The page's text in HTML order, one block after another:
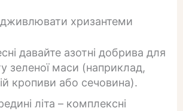
хризантеми
давайте азотні добрива для
зеленої маси (наприклад,
кропиви або сечовина).
літа – комплексні